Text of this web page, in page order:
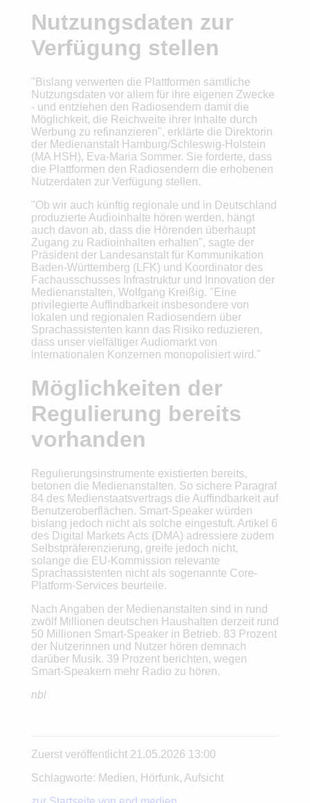
Nutzungsdaten zur
Verfügung stellen
"Bislang verwerten die Plattformen sämtliche
Nutzungsdaten vor allem für ihre eigenen Zwecke
- und entziehen den Radiosendern damit die
Möglichkeit, die Reichweite ihrer Inhalte durch
Werbung zu refinanzieren", erklärte die Direktorin
der Medienanstalt Hamburg/Schleswig-Holstein
(MA HSH), Eva-Maria Sommer. Sie forderte, dass
die Plattformen den Radiosendern die erhobenen
Nutzerdaten zur Verfügung stellen.
"Ob wir auch künftig regionale und in Deutschland
produzierte Audioinhalte hören werden, hängt
auch davon ab, dass die Hörenden überhaupt
Zugang zu Radioinhalten erhalten", sagte der
Präsident der Landesanstalt für Kommunikation
Baden-Württemberg (LFK) und Koordinator des
Fachausschusses Infrastruktur und Innovation der
Medienanstalten, Wolfgang Kreißig. "Eine
privilegierte Auffindbarkeit insbesondere von
lokalen und regionalen Radiosendern über
Sprachassistenten kann das Risiko reduzieren,
dass unser vielfältiger Audiomarkt von
internationalen Konzernen monopolisiert wird."
Möglichkeiten der
Regulierung bereits
vorhanden
Regulierungsinstrumente existierten bereits,
betonen die Medienanstalten. So sichere Paragraf
84 des Medienstaatsvertrags die Auffindbarkeit auf
Benutzeroberflächen. Smart-Speaker würden
bislang jedoch nicht als solche eingestuft. Artikel 6
des Digital Markets Acts (DMA) adressiere zudem
Selbstpräferenzierung, greife jedoch nicht,
solange die EU-Kommission relevante
Sprachassistenten nicht als sogenannte Core-
Platform-Services beurteile.
Nach Angaben der Medienanstalten sind in rund
zwölf Millionen deutschen Haushalten derzeit rund
50 Millionen Smart-Speaker in Betrieb. 83 Prozent
der Nutzerinnen und Nutzer hören demnach
darüber Musik. 39 Prozent berichten, wegen
Smart-Speakern mehr Radio zu hören.
nbl
Zuerst veröffentlicht 21.05.2026 13:00
Schlagworte: Medien, Hörfunk, Aufsicht